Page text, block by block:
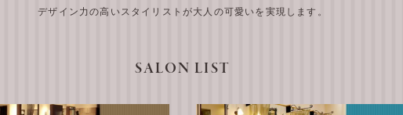
デザイン力の高いスタイリストが大人の可愛いを実現します。
SALON LIST